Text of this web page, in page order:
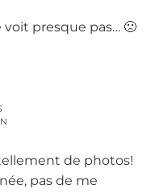
voit presque pas… 🙁
de photos!
pas de me